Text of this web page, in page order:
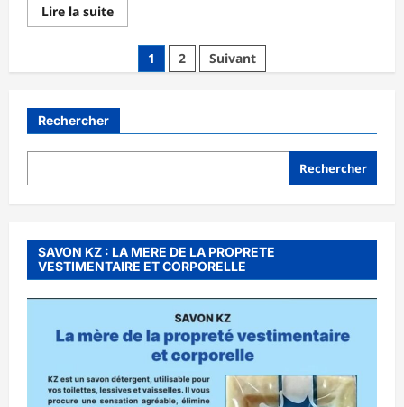
Lire la suiteEn
savoir
Terrorisme
au
face
complot,
l’unité
arme
publications
1 2 Suivant
Rechercher
Rechercher
SAVON KZ : LA MERE DE LA PROPRETE
VESTIMENTAIRE ET CORPORELLE